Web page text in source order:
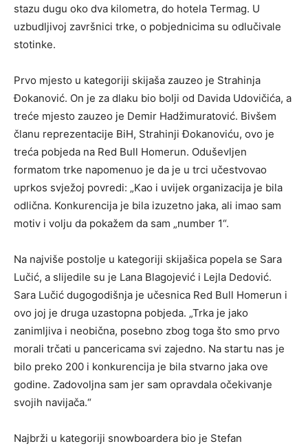
stazu dugu oko dva kilometra, do hotela Termag. U
uzbudljivoj završnici trke, o pobjednicima su odlučivale
stotinke.
Prvo mjesto u kategoriji skijaša zauzeo je Strahinja
Đokanović. On je za dlaku bio bolji od Davida Udovičića, a
treće mjesto zauzeo je Demir Hadžimuratović. Bivšem
članu reprezentacije BiH, Strahinji Đokanoviću, ovo je
treća pobjeda na Red Bull Homerun. Oduševljen
formatom trke napomenuo je da je u trci učestvovao
uprkos svježoj povredi: „Kao i uvijek organizacija je bila
odlična. Konkurencija je bila izuzetno jaka, ali imao sam
motiv i volju da pokažem da sam „number 1“.
Na najviše postolje u kategoriji skijašica popela se Sara
Lučić, a slijedile su je Lana Blagojević i Lejla Dedović.
Sara Lučić dugogodišnja je učesnica Red Bull Homerun i
ovo joj je druga uzastopna pobjeda. „Trka je jako
zanimljiva i neobična, posebno zbog toga što smo prvo
morali trčati u pancericama svi zajedno. Na startu nas je
bilo preko 200 i konkurencija je bila stvarno jaka ove
godine. Zadovoljna sam jer sam opravdala očekivanje
svojih navijača.“
Najbrži u kategoriji snowboardera bio je Stefan